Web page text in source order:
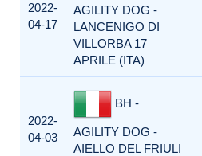
2022-
04-17
AGILITY DOG -
LANCENIGO DI
VILLORBA 17
APRILE (ITA)
2022-
04-03
BH -
AGILITY DOG -
AIELLO DEL FRIULI